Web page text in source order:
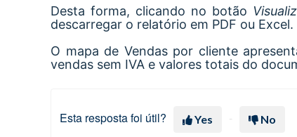
Desta forma, clicando no botão
descarregar o relatório em PDF ou Excel.
O mapa de Vendas por cliente
vendas sem IVA e valores totais do
Esta resposta foi útil? Yes No